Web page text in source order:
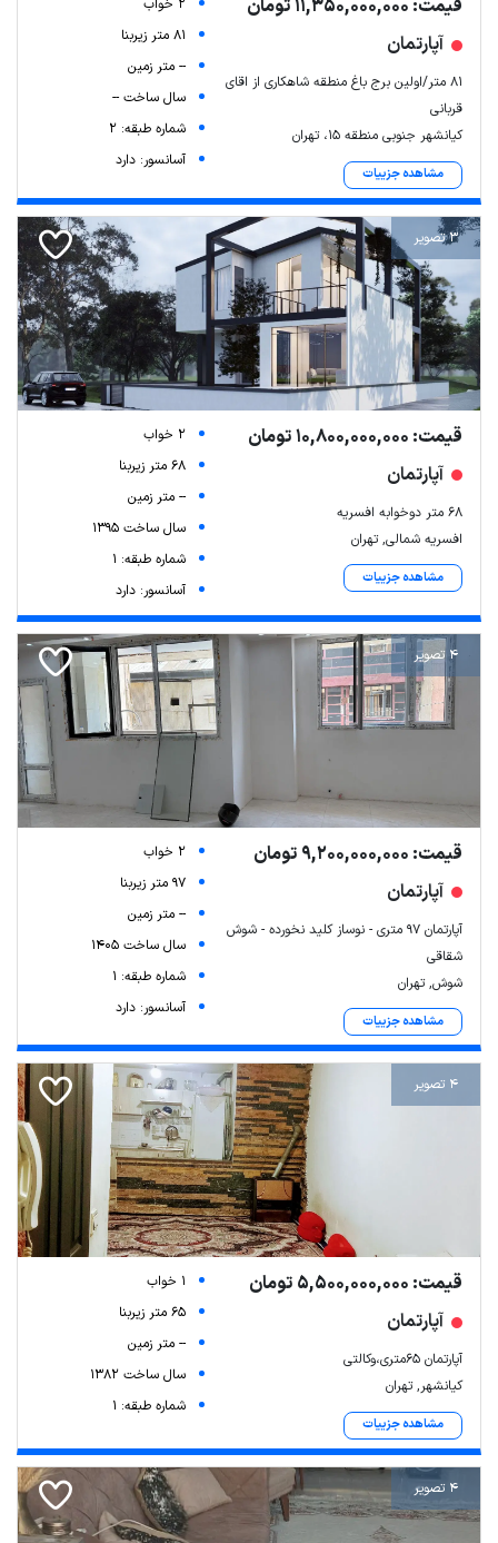
قیمت: 11,350,000,000 تومان
آپارتمان
۸۱ متر/اولین برج باغ منطقه شاهکاری از اقای
قربانی
کیانشهر جنوبی منطقه 15، تهران
مشاهده جزییات
2 خواب
81 متر زیربنا
-- متر زمین
سال ساخت --
شماره طبقه: 2
آسانسور: دارد
3 تصویر
قیمت: 10,800,000,000 تومان
آپارتمان
۶۸ متر دوخوابه افسریه
افسریه شمالی, تهران
مشاهده جزییات
2 خواب
68 متر زیربنا
-- متر زمین
سال ساخت 1395
شماره طبقه: 1
آسانسور: دارد
4 تصویر
قیمت: 9,200,000,000 تومان
آپارتمان
آپارتمان ۹۷ متری - نوساز کلید نخورده - شوش
شقاقی
شوش, تهران
مشاهده جزییات
2 خواب
97 متر زیربنا
-- متر زمین
سال ساخت 1405
شماره طبقه: 1
آسانسور: دارد
4 تصویر
قیمت: 5,500,000,000 تومان
آپارتمان
آپارتمان ۶۵متری،وکالتی
کیانشهر, تهران
مشاهده جزییات
1 خواب
65 متر زیربنا
-- متر زمین
سال ساخت 1382
شماره طبقه: 1
4 تصویر